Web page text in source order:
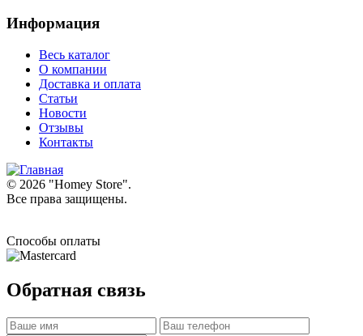
Информация
Весь каталог
О компании
Доставка и оплата
Статьи
Новости
Отзывы
Контакты
© 2026 "Homey Store".
Все права защищены.
Способы оплаты
Обратная связь